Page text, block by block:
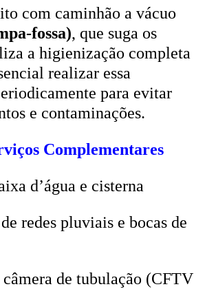
com caminhão a vácuo
fossa), que suga os
a higienização completa
realizar essa
para evitar
e contaminações.
Complementares
d’água e cisterna
redes pluviais e bocas de
de tubulação (CFTV